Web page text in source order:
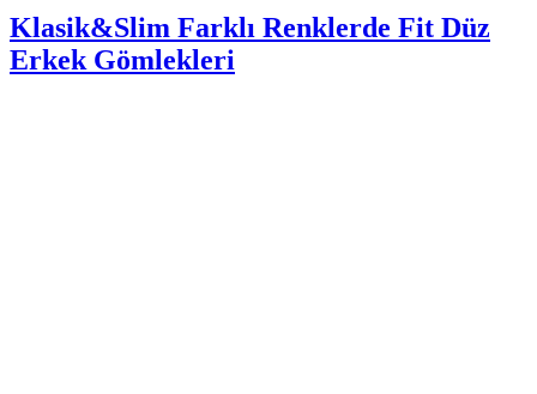
Klasik&Slim Farklı Renklerde Fit Düz
Erkek Gömlekleri